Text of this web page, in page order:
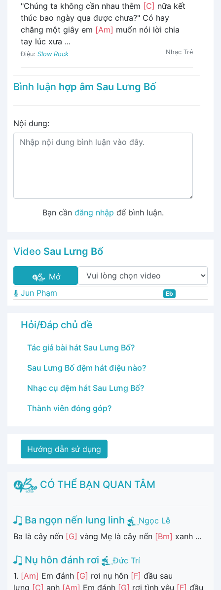
"Chúng ta không cần nhau thêm [C] nữa kết
thúc bao ngày qua được chưa?" Có hay
chăng một giây em [Am] muốn nói lời chia
tay lúc xưa ...
Điệu: Slow Rock Nhạc Trẻ
Bình luận hợp âm Sau Lưng Bố
Nội dung:
Bạn cần đăng nhập để bình luận.
Video Sau Lưng Bố
Mở
Jun Phạm
Eb
Hỏi/Đáp chủ đề
Tác giả bài hát Sau Lưng Bố?
Sau Lưng Bố đệm hát điệu nào?
Nhạc cụ đệm hát Sau Lưng Bố?
Thành viên đóng góp?
Hướng dẫn sử dụng
CÓ THỂ BẠN QUAN TÂM
Ba ngọn nến lung linh
Ngọc Lễ
Ba là cây nến [G] vàng Mẹ là cây nến [Bm] xanh ...
Nụ hôn đánh rơi
Đức Trí
1. [Am] Em đánh [G] rơi nụ hôn [F] đầu sau
lưng [C] anh [Am] Em đánh [G] rơi tình yêu [F] đầu